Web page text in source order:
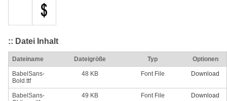
:: Datei Inhalt
Dateiname Dateigröße Typ Optionen
BabelSans-
Bold.ttf
48 KB Font File Download
BabelSans-
49 KB Font File Download